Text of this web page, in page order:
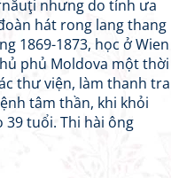
nhưng do tính ưa
hát rong lang thang
1869-1873, học ở Wien
phủ Moldova một thời
thư viện, làm thanh tra
tâm thần, khi khỏi
39 tuổi. Thi hài ông